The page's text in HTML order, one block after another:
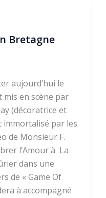
Bretagne
aujourd’hui le
en scène par
(décoratrice et
immortalisé par les
de Monsieur F.
l’Amour à La
dans une
de « Game Of
à accompagné